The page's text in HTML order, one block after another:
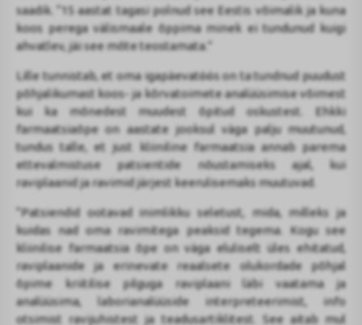
saadik. “15 aastat tagasi polnud see Eestis võimalik ja kuna
koos perega välismaale õppima minek ei tundunud kuigi
ahvatlev, jäi see mõte teostamata.”
Lille tunnistab, et oma igapäevatöös on ta tundnud puudust
põhjalikumast koos- ja kõrvatoimete analüüsimise võimest
kui ka mõnedest muudest õpitud oskustest. Ehkki
farmaatsiaõpe on aastate jooksul väga palju muutunud,
tundus talle, et just kliiniline farmaatsia annab parema
ettevalmistuse patsientide nõustamiseks ajal, kui
raviplaanid ja ravimid järjest keerulisemaks muutuvad.
“Patsiendid ootavad inimlikku seletust, mida, milleks ja
kuidas nad oma ravimitega peaksid tegema. Kogu see
kliinilise farmaatsia õpe on väga eluliselt üles ehitatud,
raviplaanide ja erinevate reaalsete olukordade põhjal
õpime kriitilise pilguga raviplaani läbi vaatama ja
analüüsima, laborianalüüside interpreteerimist, info
otsimist ravijuhistest ja teadusartiklitest. See aitab mul